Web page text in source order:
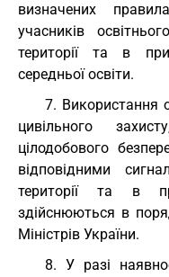
визначених
учасників
території та в
середньої освіти.
7. Використання
цивільного
цілодобового
відповідними
території та в
здійснюються в
Міністрів України.
8. У разі